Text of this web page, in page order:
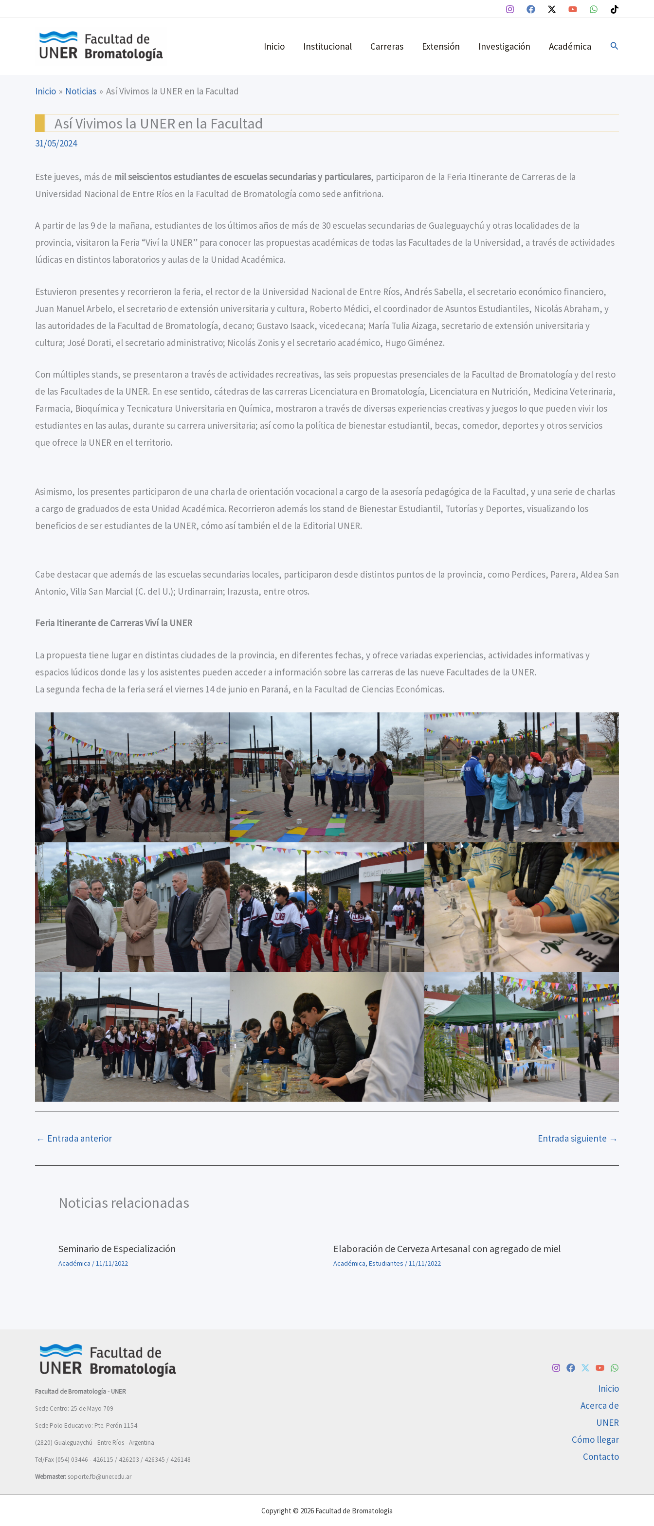
contenido
Inicio Institucional Carreras Extensión Investigación Académica Buscar
Inicio Noticias Así Vivimos la UNER en la Facultad
Así Vivimos la UNER en la Facultad
31/05/2024
Este jueves, más de mil seiscientos estudiantes de escuelas secundarias y particulares, participaron de la Feria Itinerante de Carreras de la
Universidad Nacional de Entre Ríos en la Facultad de Bromatología como sede anfitriona.
A partir de las 9 de la mañana, estudiantes de los últimos años de más de 30 escuelas secundarias de Gualeguaychú y otras localidades de la
provincia, visitaron la Feria “Viví la UNER” para conocer las propuestas académicas de todas las Facultades de la Universidad, a través de actividades
lúdicas en distintos laboratorios y aulas de la Unidad Académica.
Estuvieron presentes y recorrieron la feria, el rector de la Universidad Nacional de Entre Ríos, Andrés Sabella, el secretario económico financiero,
Juan Manuel Arbelo, el secretario de extensión universitaria y cultura, Roberto Médici, el coordinador de Asuntos Estudiantiles, Nicolás Abraham, y
las autoridades de la Facultad de Bromatología, decano; Gustavo Isaack, vicedecana; María Tulia Aizaga, secretario de extensión universitaria y
cultura; José Dorati, el secretario administrativo; Nicolás Zonis y el secretario académico, Hugo Giménez.
Con múltiples stands, se presentaron a través de actividades recreativas, las seis propuestas presenciales de la Facultad de Bromatología y del resto
de las Facultades de la UNER. En ese sentido, cátedras de las carreras Licenciatura en Bromatología, Licenciatura en Nutrición, Medicina Veterinaria,
Farmacia, Bioquímica y Tecnicatura Universitaria en Química, mostraron a través de diversas experiencias creativas y juegos lo que pueden vivir los
estudiantes en las aulas, durante su carrera universitaria; así como la política de bienestar estudiantil, becas, comedor, deportes y otros servicios
que ofrece la UNER en el territorio.
Asimismo, los presentes participaron de una charla de orientación vocacional a cargo de la asesoría pedagógica de la Facultad, y una serie de charlas
a cargo de graduados de esta Unidad Académica. Recorrieron además los stand de Bienestar Estudiantil, Tutorías y Deportes, visualizando los
beneficios de ser estudiantes de la UNER, cómo así también el de la Editorial UNER.
Cabe destacar que además de las escuelas secundarias locales, participaron desde distintos puntos de la provincia, como Perdices, Parera, Aldea San
Antonio, Villa San Marcial (C. del U.); Urdinarrain; Irazusta, entre otros.
Feria Itinerante de Carreras Viví la UNER
La propuesta tiene lugar en distintas ciudades de la provincia, en diferentes fechas, y ofrece variadas experiencias, actividades informativas y
espacios lúdicos donde las y los asistentes pueden acceder a información sobre las carreras de las nueve Facultades de la UNER.
La segunda fecha de la feria será el viernes 14 de junio en Paraná, en la Facultad de Ciencias Económicas.
← Entrada anterior Entrada siguiente →
Noticias relacionadas
Seminario de Especialización
Académica /11/11/2022
Elaboración de Cerveza Artesanal con agregado de miel
Académica, Estudiantes /11/11/2022
Facultad de Bromatología - UNER
Sede Centro: 25 de Mayo 709
Sede Polo Educativo: Pte. Perón 1154
(2820) Gualeguaychú - Entre Ríos - Argentina
Tel/Fax (054) 03446 - 426115 / 426203 / 426345 / 426148
Webmaster: soporte.fb@uner.edu.ar
Inicio
Acerca de
UNER
Cómo llegar
Contacto
Copyright © 2026 Facultad de Bromatologia